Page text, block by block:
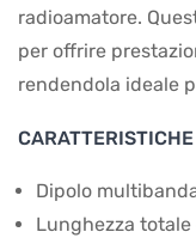
radioamatore.
per offrire
rendendola ideale
Dipolo
Lunghezza totale